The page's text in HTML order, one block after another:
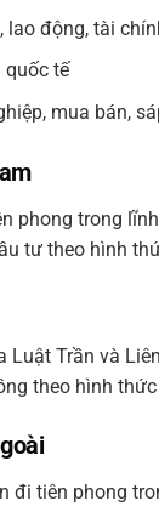
động, tài
quốc tế
mua bán,
phong trong
tư theo hình
Trần và
theo hình
đi tiên phong